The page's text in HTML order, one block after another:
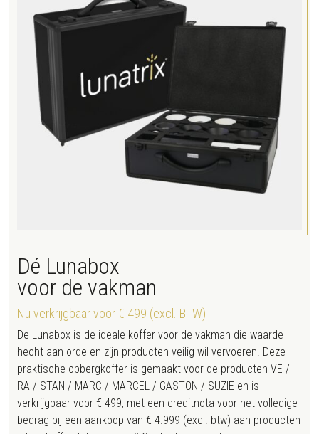
Dé Lunabox
voor de vakman
Nu verkrijgbaar voor € 499 (excl. BTW)
De Lunabox is de ideale koffer voor de vakman die waarde
hecht aan orde en zijn producten veilig wil vervoeren. Deze
praktische opbergkoffer is gemaakt voor de producten VE /
RA / STAN / MARC / MARCEL / GASTON / SUZIE en is
verkrijgbaar voor € 499, met een creditnota voor het volledige
bedrag bij een aankoop van € 4.999 (excl. btw) aan producten